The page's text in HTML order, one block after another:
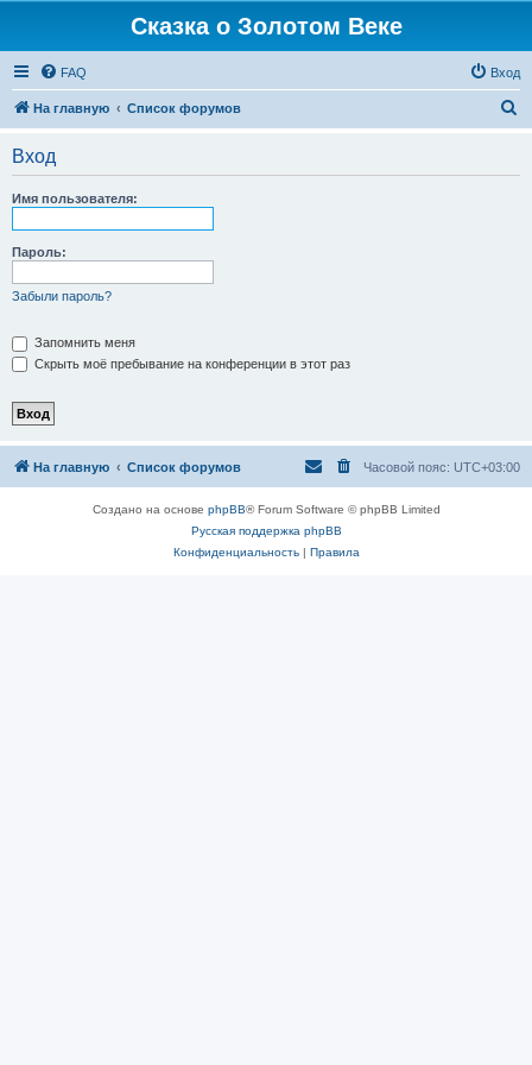
Сказка о Золотом Веке
FAQ Вход
На главную Список форумов
Вход
Имя пользователя:
Пароль:
Забыли пароль?
Запомнить меня
Скрыть моё пребывание на конференции в этот раз
На главную Список форумов Часовой пояс: UTC+03:00
Создано на основе phpBB® Forum Software © phpBB Limited
Русская поддержка phpBB
Конфиденциальность| Правила